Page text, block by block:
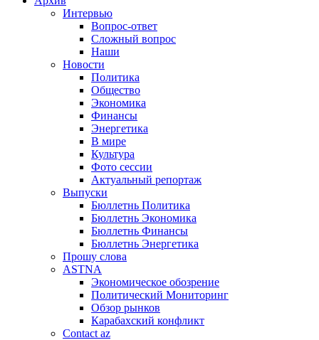
Интервью
Вопрос-ответ
Сложный вопрос
Наши
Новости
Политика
Общество
Экономика
Финансы
Энергетика
В мире
Культура
Фото сессии
Актуальный репортаж
Выпуски
Бюллетнь Политика
Бюллетнь Экономика
Бюллетнь Финансы
Бюллетнь Энергетика
Прошу слова
ASTNA
Экономическое обозрение
Политический Мониторинг
Обзор рынков
Карабахский конфликт
Contact az